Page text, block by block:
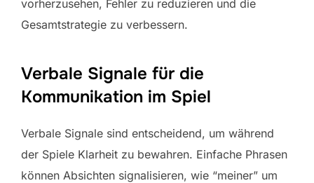
vorherzusehen, Fehler zu reduzieren und die
Gesamtstrategie zu verbessern.
Verbale Signale für die
Kommunikation im Spiel
Verbale Signale sind entscheidend, um während
der Spiele Klarheit zu bewahren. Einfache Phrasen
können Absichten signalisieren, wie “meiner” um